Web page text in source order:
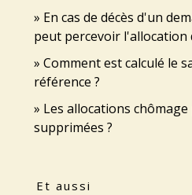
En cas de décès d'un
peut percevoir l'allocation
Comment est calculé le
référence ?
Les allocations
supprimées ?
Et aussi